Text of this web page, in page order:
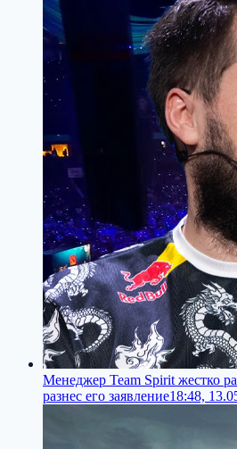
Менеджер Team Spirit жестко
разнес его заявление18:48,